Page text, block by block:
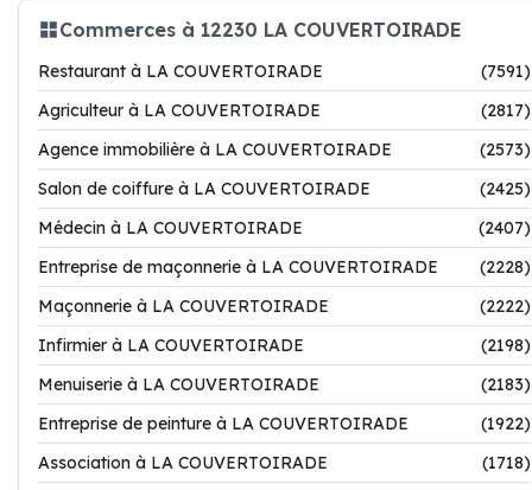
Commerces à 12230 LA COUVERTOIRADE
Restaurant à LA COUVERTOIRADE
(7591)
Agriculteur à LA COUVERTOIRADE
(2817)
Agence immobilière à LA COUVERTOIRADE
(2573)
Salon de coiffure à LA COUVERTOIRADE
(2425)
Médecin à LA COUVERTOIRADE
(2407)
Entreprise de maçonnerie à LA COUVERTOIRADE
(2228)
Maçonnerie à LA COUVERTOIRADE
(2222)
Infirmier à LA COUVERTOIRADE
(2198)
Menuiserie à LA COUVERTOIRADE
(2183)
Entreprise de peinture à LA COUVERTOIRADE
(1922)
Association à LA COUVERTOIRADE
(1718)